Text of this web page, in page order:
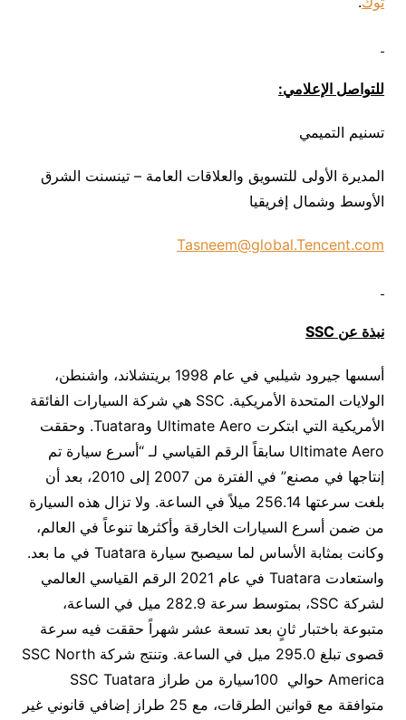
للتواصل الإعلامي:
تسنيم التميمي
المديرة الأولى للتسويق والعلاقات العامة – تينسنت الشرق
الأوسط وشمال إفريقيا
Tasneem@global.Tencent.com
نبذة عن SSC
أسسها جيرود شيلبي في عام 1998 بريتشلاند، واشنطن،
الولايات المتحدة الأمريكية. SSC هي شركة السيارات الفائقة
الأمريكية التي ابتكرت Ultimate Aero وTuatara. وحققت
Ultimate Aero سابقاً الرقم القياسي لـ “أسرع سيارة تم
إنتاجها في مصنع” في الفترة من 2007 إلى 2010، بعد أن
بلغت سرعتها 256.14 ميلاً في الساعة. ولا تزال هذه السيارة
من ضمن أسرع السيارات الخارقة وأكثرها تنوعاً في العالم،
وكانت بمثابة الأساس لما سيصبح سيارة Tuatara في ما بعد.
واستعادت Tuatara في عام 2021 الرقم القياسي العالمي
لشركة SSC، بمتوسط سرعة ​​282.9 ميل في الساعة،
متبوعة باختبار ثانٍ بعد تسعة عشر شهراً حققت فيه سرعة
قصوى تبلغ 295.0 ميل في الساعة. وتنتج شركة SSC North
America حوالي 100سيارة من طراز SSC Tuatara
متوافقة مع قوانين الطرقات، مع 25 طراز إضافي قانوني غير